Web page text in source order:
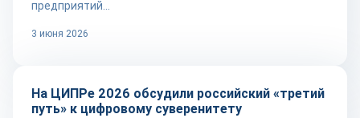
предприятий...
3 июня 2026
Новости
На ЦИПРе 2026 обсудили российский «третий
путь» к цифровому суверенитету